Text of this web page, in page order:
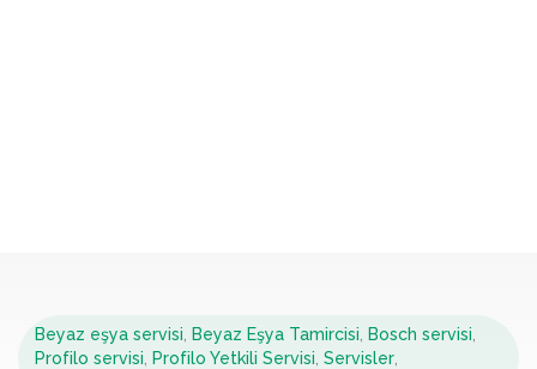
Beyaz eşya servisi Beyaz Eşya Tamircisi Bosch servisi
Profilo servisi
Profilo Yetkili Servisi Servisler